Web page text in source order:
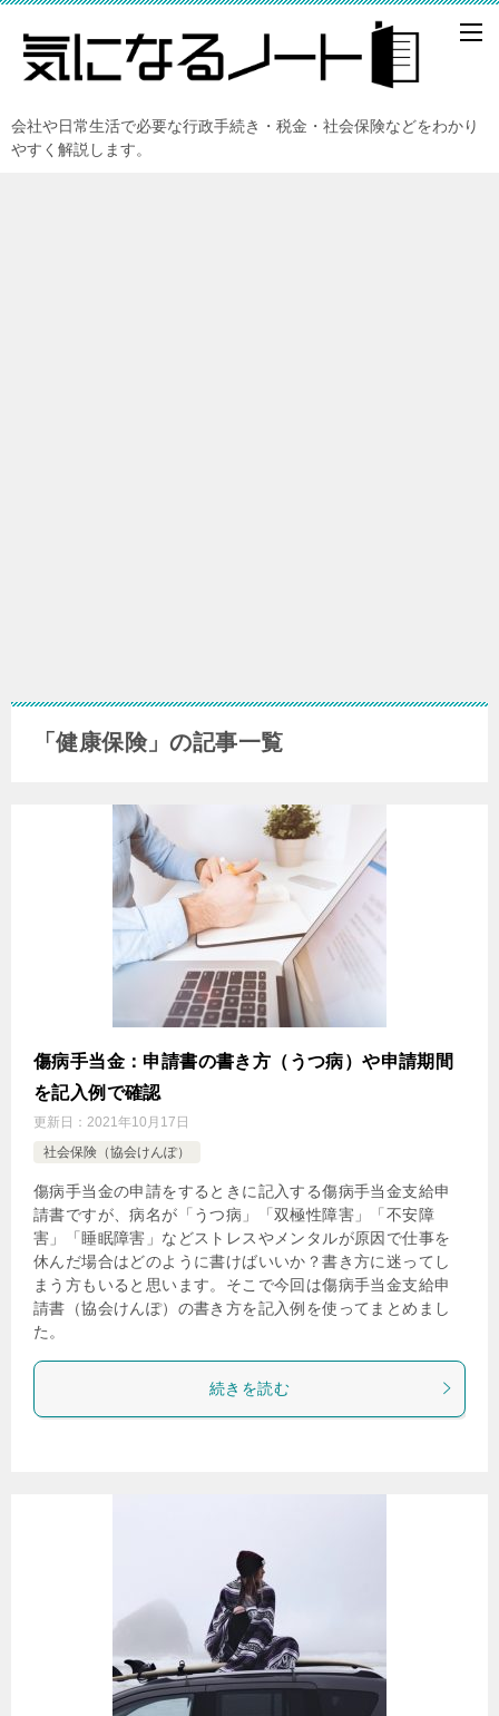
会社や日常生活で必要な行政手続き・税金・社会保険などをわかり
やすく解説します。
「健康保険」の記事一覧
傷病手当金：申請書の書き方（うつ病）や申請期間
を記入例で確認
更新日： 2021年10月17日
社会保険（協会けんぽ）
傷病手当金の申請をするときに記入する傷病手当金支給申
請書ですが、病名が「うつ病」「双極性障害」「不安障
害」「睡眠障害」などストレスやメンタルが原因で仕事を
休んだ場合はどのように書けばいいか？書き方に迷ってし
まう方もいると思います。そこで今回は傷病手当金支給申
請書（協会けんぽ）の書き方を記入例を使ってまとめまし
た。
続きを読む